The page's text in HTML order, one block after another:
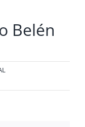
Belén